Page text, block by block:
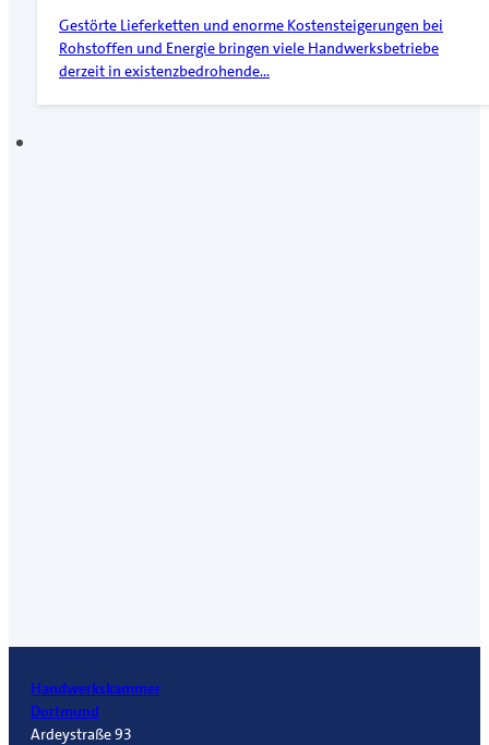
Gestörte Lieferketten und enorme Kostensteigerungen bei
Rohstoffen und Energie bringen viele Handwerksbetriebe
derzeit in existenzbedrohende…
Handwerkskammer
Dortmund
Ardeystraße 93